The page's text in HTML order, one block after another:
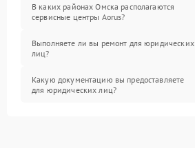
В каких районах Омска располагаются
сервисные центры Aorus?
Выполняете ли вы ремонт для юридических
лиц?
Какую документацию вы предоставляете
для юридических лиц?